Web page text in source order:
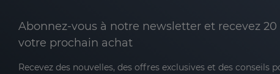
Abonnez-vous à notre newsletter et recevez
votre prochain achat
Recevez des nouvelles, des offres exclusives et des conseils